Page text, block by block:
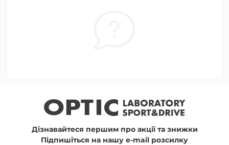
Дізнавайтеся першим про акції та знижки
Підпишіться на нашу e-mail розсилку